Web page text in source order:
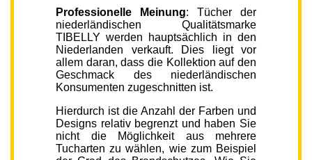
Professionelle Meinung: Tücher der
niederländischen Qualitätsmarke
TIBELLY werden hauptsächlich in den
Niederlanden verkauft. Dies liegt vor
allem daran, dass die Kollektion auf den
Geschmack des niederländischen
Konsumenten zugeschnitten ist.
Hierdurch ist die Anzahl der Farben und
Designs relativ begrenzt und haben Sie
nicht die Möglichkeit aus mehrere
Tucharten zu wählen, wie zum Beispiel